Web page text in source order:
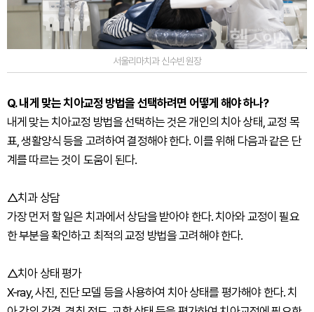
서울리마치과 신수빈 원장
Q. 내게 맞는 치아교정 방법을 선택하려면 어떻게 해야 하나?
내게 맞는 치아교정 방법을 선택하는 것은 개인의 치아 상태, 교정 목
표, 생활양식 등을 고려하여 결정해야 한다. 이를 위해 다음과 같은 단
계를 따르는 것이 도움이 된다.
△치과 상담
가장 먼저 할 일은 치과에서 상담을 받아야 한다. 치아와 교정이 필요
한 부분을 확인하고 최적의 교정 방법을 고려해야 한다.
△치아 상태 평가
X-ray, 사진, 진단 모델 등을 사용하여 치아 상태를 평가해야 한다. 치